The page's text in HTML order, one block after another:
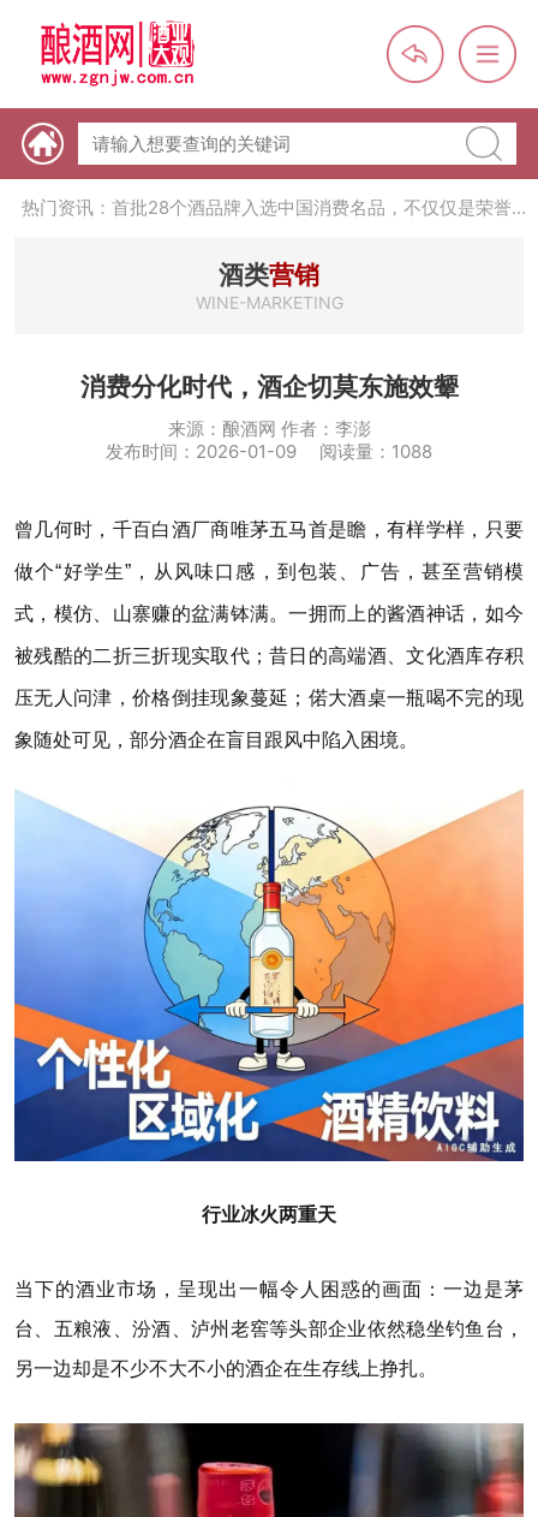
热门资讯：【酒体设计师】职业技能培训及认定班开班通知
热门资讯：未来，传统酒类经销商群体会消失吗？
热门资讯：首批28个酒品牌入选中国消费名品，不仅仅是荣誉那
热门资讯：2024年上市酒企业第三季度报（白酒、啤酒、葡萄
热门资讯：名酒之光：共话荣耀背后的价值与使命
酒类营销
WINE-MARKETING
消费分化时代，酒企切莫东施效颦
来源：酿酒网 作者：李澎
发布时间：2026-01-09 阅读量：1088
曾几何时，千百白酒厂商唯茅五马首是瞻，有样学样，只要
做个“好学生”，从风味口感，到包装、广告，甚至营销模
式，模仿、山寨赚的盆满钵满。一拥而上的酱酒神话，如今
被残酷的二折三折现实取代；昔日的高端酒、文化酒库存积
压无人问津，价格倒挂现象蔓延；偌大酒桌一瓶喝不完的现
象随处可见，部分酒企在盲目跟风中陷入困境。
行业冰火两重天
当下的酒业市场，呈现出一幅令人困惑的画面：一边是茅
台、五粮液、汾酒、泸州老窖等头部企业依然稳坐钓鱼台，
另一边却是不少不大不小的酒企在生存线上挣扎。